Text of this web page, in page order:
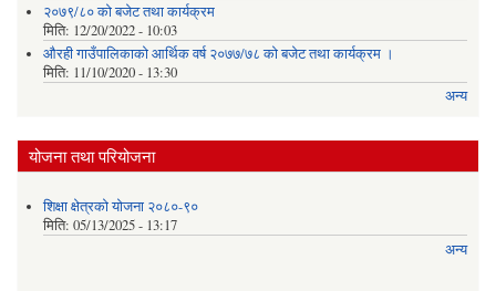
२०७९/८० को बजेट तथा कार्यक्रम
मिति: 12/20/2022 - 10:03
औरही गाउँपालिकाको आर्थिक वर्ष २०७७/७८ को बजेट तथा कार्यक्रम ।
मिति: 11/10/2020 - 13:30
अन्य
योजना तथा परियोजना
शिक्षा क्षेत्रको योजना २०८०-९०
मिति: 05/13/2025 - 13:17
अन्य